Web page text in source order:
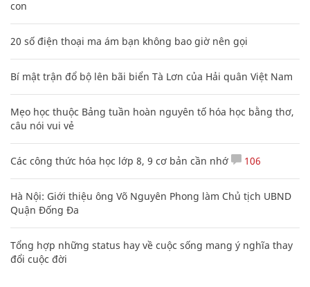
con
20 số điện thoại ma ám bạn không bao giờ nên gọi
Bí mật trận đổ bộ lên bãi biển Tà Lơn của Hải quân Việt Nam
Mẹo học thuộc Bảng tuần hoàn nguyên tố hóa học bằng thơ,
câu nói vui vẻ
Các công thức hóa học lớp 8, 9 cơ bản cần nhớ 106
Hà Nội: Giới thiệu ông Võ Nguyên Phong làm Chủ tịch UBND
Quận Đống Đa
Tổng hợp những status hay về cuộc sống mang ý nghĩa thay
đổi cuộc đời